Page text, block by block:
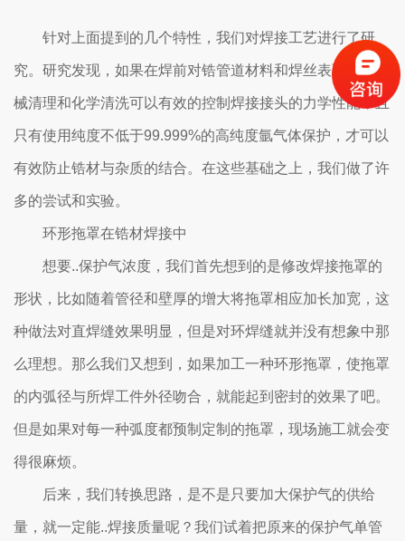
针对上面提到的几个特性，我们对焊接工艺进行了研
究。研究发现，如果在焊前对锆管道材料和焊丝表面进行机
械清理和化学清洗可以有效的控制焊接接头的力学性能；且
只有使用纯度不低于99.999%的高纯度氩气体保护，才可以
有效防止锆材与杂质的结合。在这些基础之上，我们做了许
多的尝试和实验。
环形拖罩在锆材焊接中
想要..保护气浓度，我们首先想到的是修改焊接拖罩的
形状，比如随着管径和壁厚的增大将拖罩相应加长加宽，这
种做法对直焊缝效果明显，但是对环焊缝就并没有想象中那
么理想。那么我们又想到，如果加工一种环形拖罩，使拖罩
的内弧径与所焊工件外径吻合，就能起到密封的效果了吧。
但是如果对每一种弧度都预制定制的拖罩，现场施工就会变
得很麻烦。
后来，我们转换思路，是不是只要加大保护气的供给
量，就一定能..焊接质量呢？我们试着把原来的保护气单管